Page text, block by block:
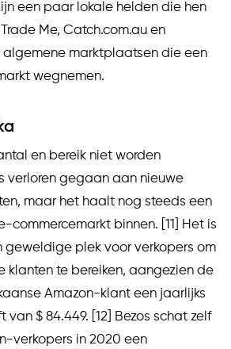
een paar lokale helden die hen
Me, Catch.com.au en
algemene marktplaatsen die een
wegnemen.
en bereik niet worden
verloren gegaan aan nieuwe
maar het haalt nog steeds een
commercemarkt binnen. [11] Het is
geweldige plek voor verkopers om
klanten te bereiken, aangezien de
Amazon-klant een jaarlijks
van $ 84.449. [12] Bezos schat zelf
verkopers in 2020 een